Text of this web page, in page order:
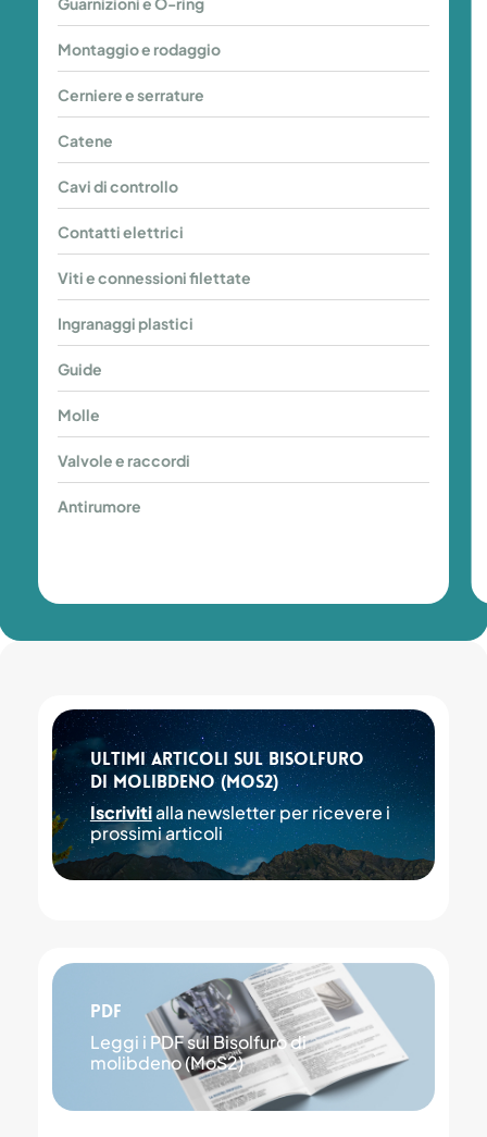
e
O-
ring
e
rodaggio
Montaggio e rodaggio
e
serrature
Cerniere e serrature
Catene
di
controllo
Cavi di controllo
elettrici
Contatti elettrici
e
connessioni
filettate
Viti e connessioni filettate
plastici
Ingranaggi plastici
Guide
Molle
e
raccordi
Valvole e raccordi
Antirumore
Ultimi articoli sul Bisolfuro
di molibdeno (MoS2)
Iscrivitialla newsletter per ricevere i
prossimi articoli
PDF
Leggi i PDF sul Bisolfuro di
molibdeno (MoS2)